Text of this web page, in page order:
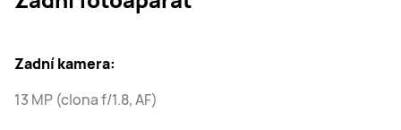
Zadní kamera:
13 MP (clona f/1.8, AF)